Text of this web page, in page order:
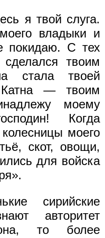
я твой слуга.
владыки и
покидаю. С тех
твоим
стала твоей
— твоим
моему
Когда
моего
скот, овощи,
для войска
сирийские
авторитет
то более